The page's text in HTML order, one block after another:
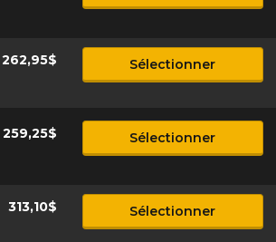
262,95$ Sélectionner
259,25$ Sélectionner
313,10$ Sélectionner